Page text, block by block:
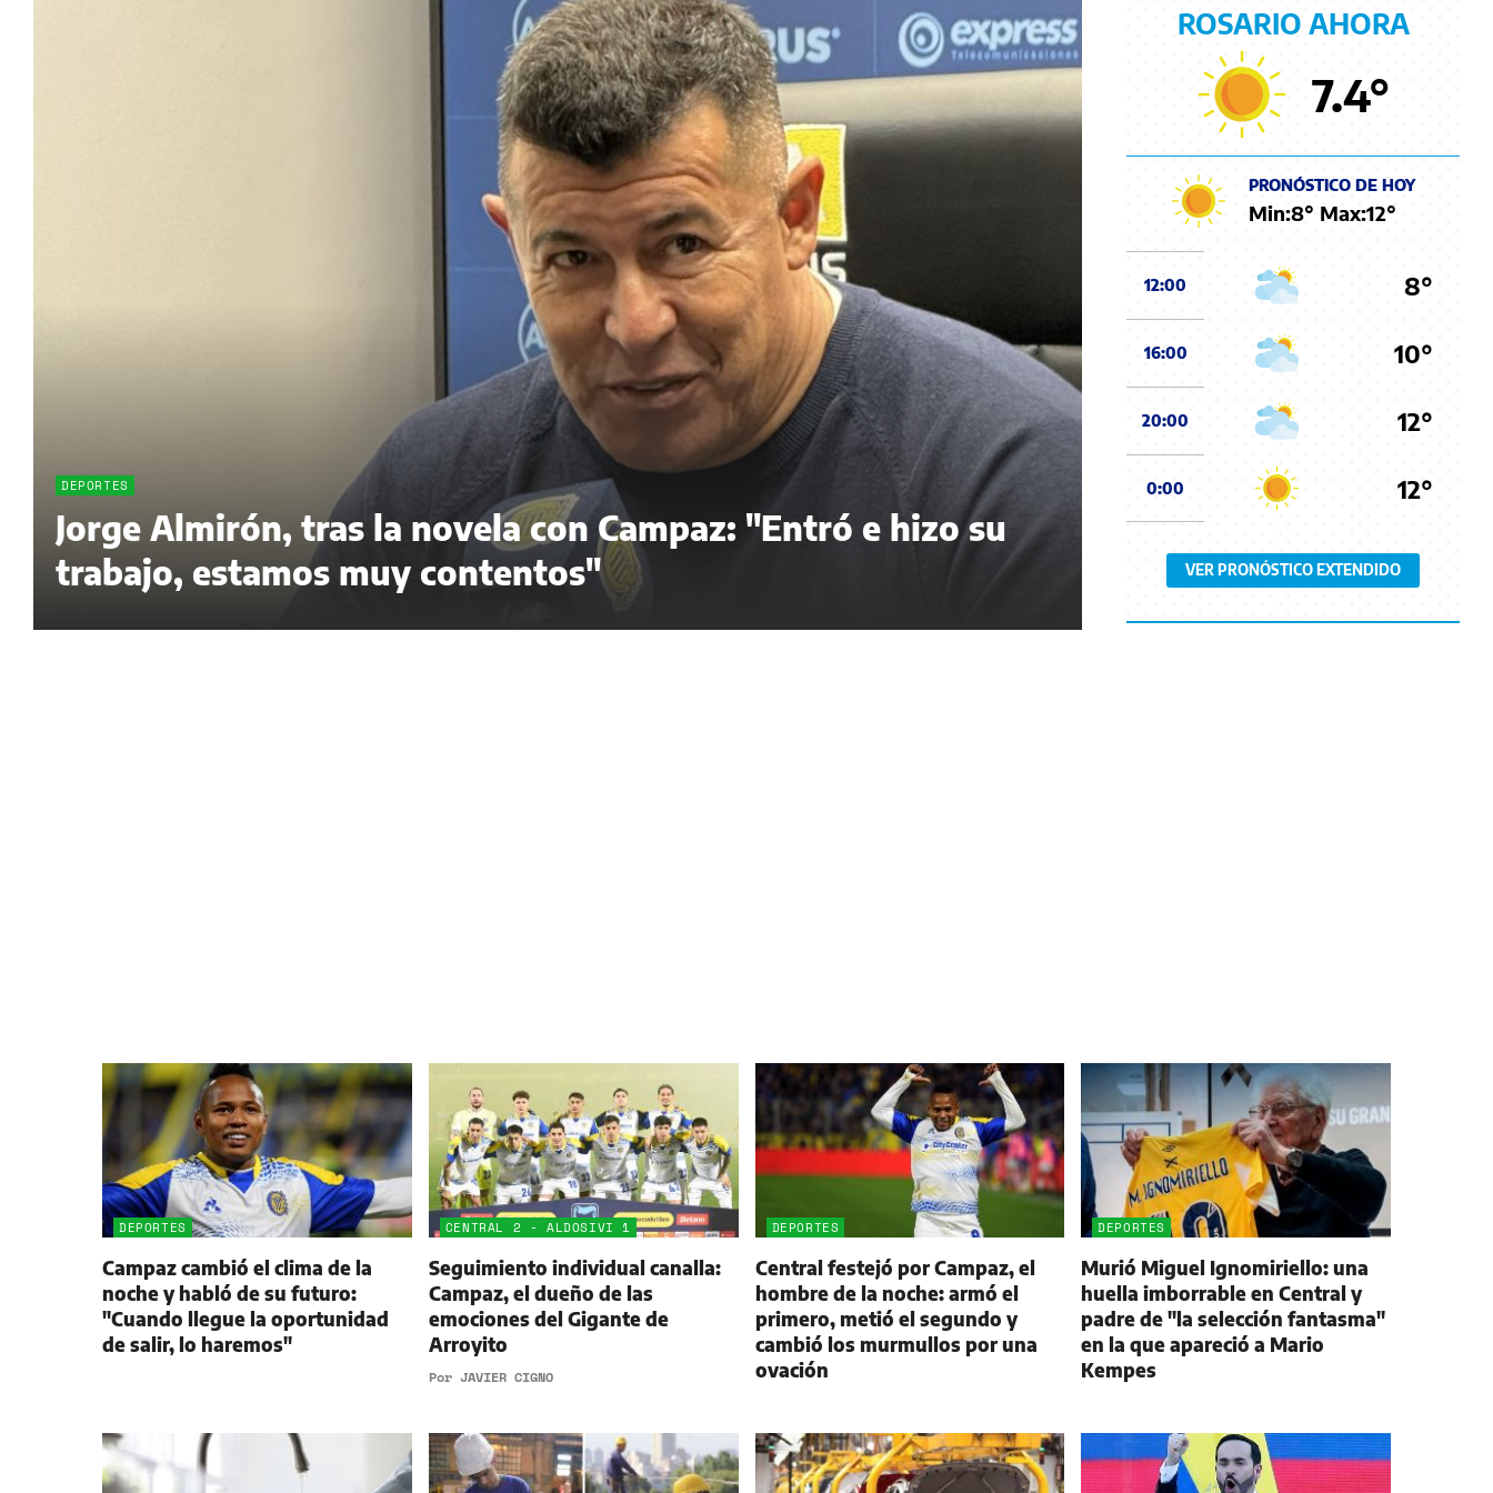
DEPORTES
Jorge Almirón, tras la novela con Campaz: "Entró e hizo su
trabajo, estamos muy contentos"
ROSARIO AHORA
7.4°
PRONÓSTICO DE HOY
Min:8° Max:12°
12:00 8°
16:00 10°
20:00 12°
0:00 12°
VER PRONÓSTICO EXTENDIDO
DEPORTES
Campaz cambió el clima de la
noche y habló de su futuro:
"Cuando llegue la oportunidad
de salir, lo haremos"
CENTRAL 2 - ALDOSIVI 1
Seguimiento individual canalla:
Campaz, el dueño de las
emociones del Gigante de
Arroyito
Por JAVIER CIGNO
DEPORTES
Central festejó por Campaz, el
hombre de la noche: armó el
primero, metió el segundo y
cambió los murmullos por una
ovación
DEPORTES
Murió Miguel Ignomiriello: una
huella imborrable en Central y
padre de "la selección fantasma"
en la que apareció a Mario
Kempes